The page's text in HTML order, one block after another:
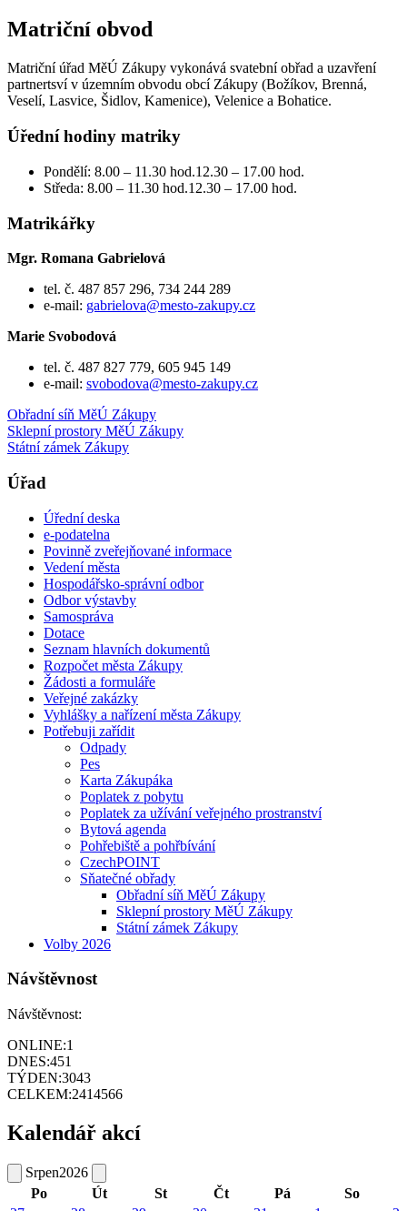
Matriční obvod
Matriční úřad MěÚ Zákupy vykonává svatební obřad a uzavření
partnertsví v územním obvodu obcí Zákupy (Božíkov, Brenná,
Veselí, Lasvice, Šidlov, Kamenice), Velenice a Bohatice.
Úřední hodiny matriky
Pondělí: 8.00 – 11.30 hod.12.30 – 17.00 hod.
Středa: 8.00 – 11.30 hod.12.30 – 17.00 hod.
Matrikářky
Mgr. Romana Gabrielová
tel. č. 487 857 296, 734 244 289
e-mail: gabrielova@mesto-zakupy.cz
Marie Svobodová
tel. č. 487 827 779, 605 945 149
e-mail: svobodova@mesto-zakupy.cz
Obřadní síň MěÚ Zákupy
Sklepní prostory MěÚ Zákupy
Státní zámek Zákupy
Úřad
Úřední deska
e-podatelna
Povinně zveřejňované informace
Vedení města
Hospodářsko-správní odbor
Odbor výstavby
Samospráva
Dotace
Seznam hlavních dokumentů
Rozpočet města Zákupy
Žádosti a formuláře
Veřejné zakázky
Vyhlášky a nařízení města Zákupy
Potřebuji zařídit
Odpady
Pes
Karta Zákupáka
Poplatek z pobytu
Poplatek za užívání veřejného prostranství
Bytová agenda
Pohřebiště a pohřbívání
CzechPOINT
Sňatečné obřady
Obřadní síň MěÚ Zákupy
Sklepní prostory MěÚ Zákupy
Státní zámek Zákupy
Volby 2026
Návštěvnost
Návštěvnost:
ONLINE:1
DNES:451
TÝDEN:3043
CELKEM:2414566
Kalendář akcí
Srpen2026
Po
Út St Čt Pá
So